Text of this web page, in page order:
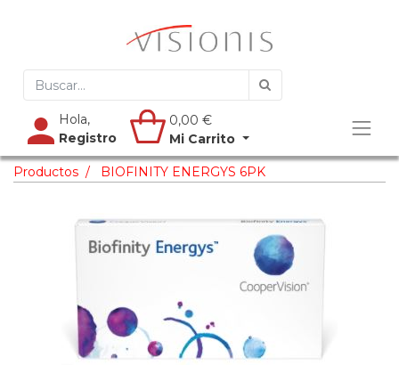
Hola,
Registro
0,00 €
Mi Carrito
Productos BIOFINITY ENERGYS 6PK